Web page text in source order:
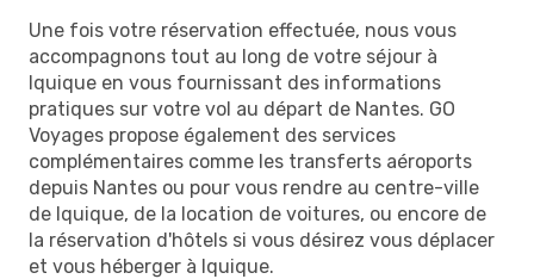
Une fois votre réservation effectuée, nous vous
accompagnons tout au long de votre séjour à
Iquique en vous fournissant des informations
pratiques sur votre vol au départ de Nantes. GO
Voyages propose également des services
complémentaires comme les transferts aéroports
depuis Nantes ou pour vous rendre au centre-ville
de Iquique, de la location de voitures, ou encore de
la réservation d'hôtels si vous désirez vous déplacer
et vous héberger à Iquique.